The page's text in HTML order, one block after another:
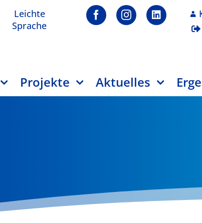
Leichte
Sprache
Projekte Aktuelles